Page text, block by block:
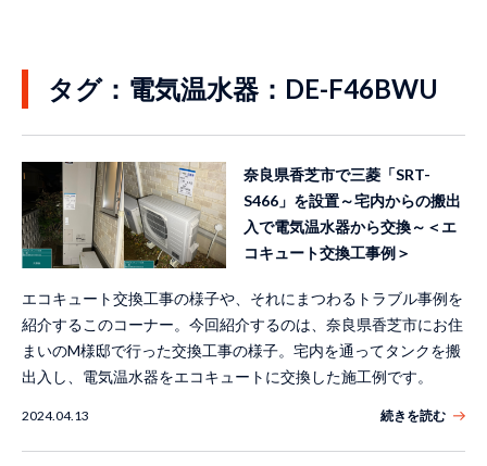
タグ：電気温水器：DE-F46BWU
奈良県香芝市で三菱「SRT-
S466」を設置～宅内からの搬出
入で電気温水器から交換～＜エ
コキュート交換工事例＞
エコキュート交換工事の様子や、それにまつわるトラブル事例を
紹介するこのコーナー。今回紹介するのは、奈良県香芝市にお住
まいのM様邸で行った交換工事の様子。宅内を通ってタンクを搬
出入し、電気温水器をエコキュートに交換した施工例です。
2024.04.13 続きを読む